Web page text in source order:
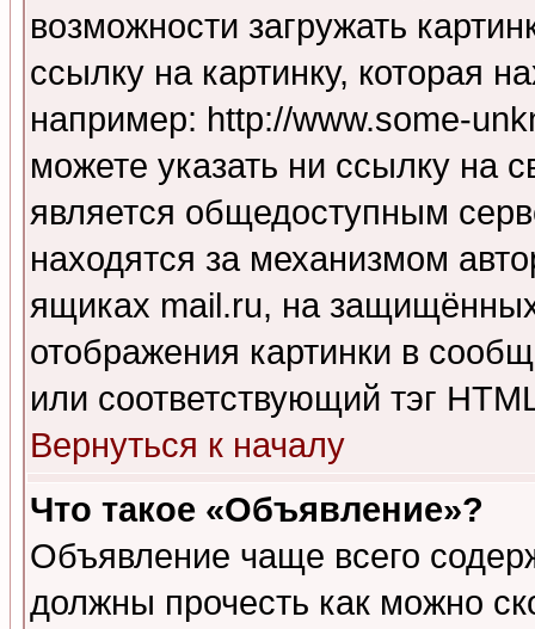
возможности загружать
ссылку на картинку, которая
например: http://www.some-
можете указать ни ссылку на
является общедоступным
находятся за механизмом
ящиках mail.ru, на
отображения картинки в
или соответствующий тэг
Вернуться к началу
Что такое «Объявление»?
Объявление чаще всего
должны прочесть как можно